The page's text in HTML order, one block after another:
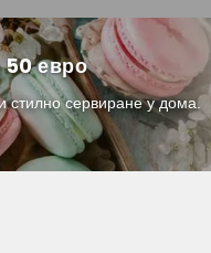
50 евро
сервиране у дома.